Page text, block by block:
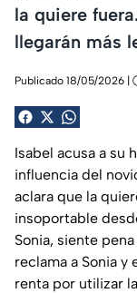
la quiere
llegarán más
Publicado 18/05/2026 |
Isabel acusa a su
influencia del
aclara que la
insoportable
Sonia, siente
reclama a Sonia y
renta por utilizar